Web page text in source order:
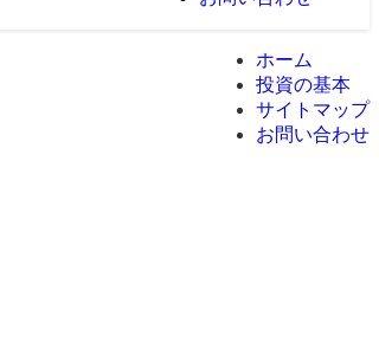
ホーム
投資の基本
サイトマップ
お問い合わせ